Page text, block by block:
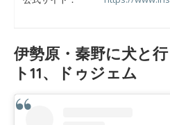
伊勢原・秦野に犬と
ト11、ドゥジェム